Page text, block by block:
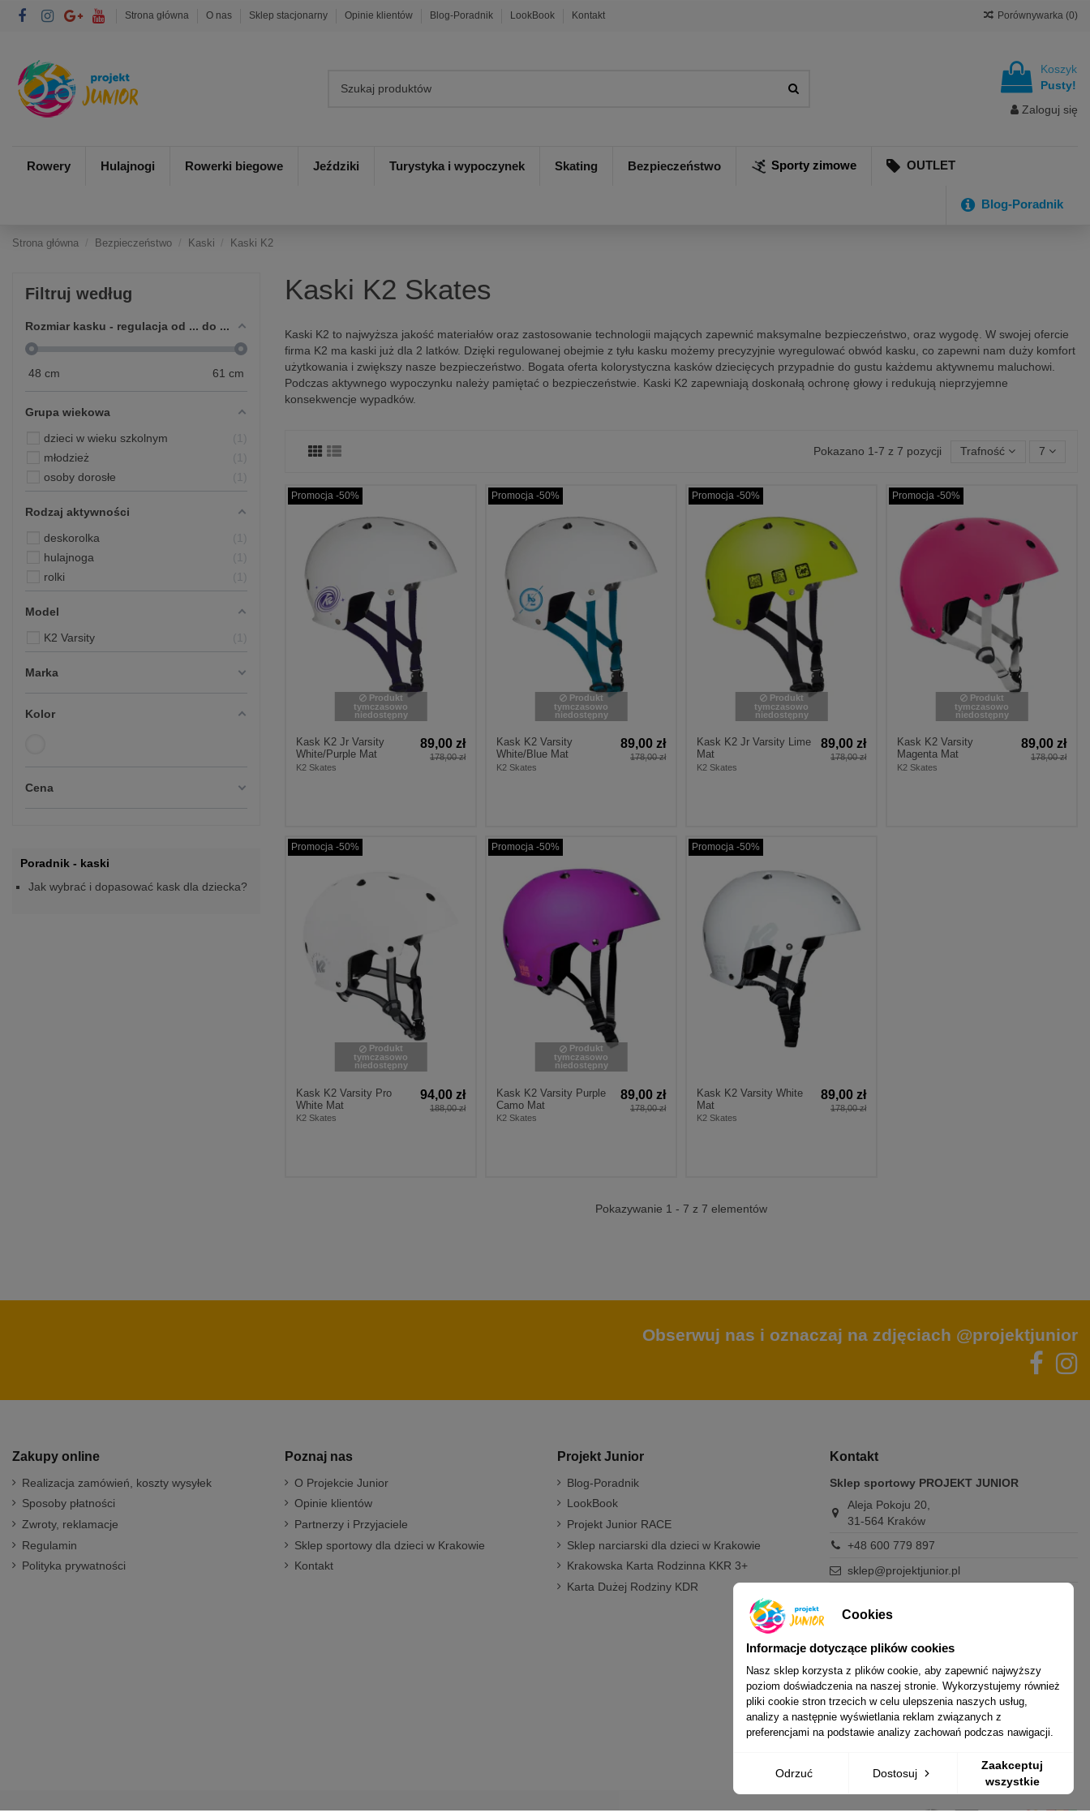
Strona główna O nas Sklep stacjonarny Opinie klientów Blog-Poradnik LookBook Kontakt Porównywarka (0)
Koszyk
Pusty!
Zaloguj się
Rowery Hulajnogi Rowerki biegowe Jeździki Turystyka i wypoczynek Skating Bezpieczeństwo Sporty zimowe OUTLET
Blog-Poradnik
Strona główna Bezpieczeństwo Kaski Kaski K2
Kaski K2 Skates
Kaski K2 to najwyższa jakość materiałów oraz zastosowanie technologii mających zapewnić maksymalne bezpieczeństwo, oraz wygodę. W swojej ofercie
firma K2 ma kaski już dla 2 latków. Dzięki regulowanej obejmie z tyłu kasku możemy precyzyjnie wyregulować obwód kasku, co zapewni nam duży komfort
użytkowania i zwiększy nasze bezpieczeństwo. Bogata oferta kolorystyczna kasków dziecięcych przypadnie do gustu każdemu aktywnemu maluchowi.
Podczas aktywnego wypoczynku należy pamiętać o bezpieczeństwie. Kaski K2 zapewniają doskonałą ochronę głowy i redukują nieprzyjemne
konsekwencje wypadków.
Pokazano 1-7 z 7 pozycji Trafność 7
Promocja -50%
Produkt
tymczasowo
niedostępny
Kask K2 Jr Varsity
White/Purple Mat
K2 Skates
89,00 zł
178,00 zł
Promocja -50%
Produkt
tymczasowo
niedostępny
Kask K2 Varsity
White/Blue Mat
K2 Skates
89,00 zł
178,00 zł
Promocja -50%
Produkt
tymczasowo
niedostępny
Kask K2 Jr Varsity Lime
Mat
K2 Skates
89,00 zł
178,00 zł
Promocja -50%
Produkt
tymczasowo
niedostępny
Kask K2 Varsity
Magenta Mat
K2 Skates
89,00 zł
178,00 zł
Promocja -50%
Produkt
tymczasowo
niedostępny
Kask K2 Varsity Pro
White Mat
K2 Skates
94,00 zł
188,00 zł
Promocja -50%
Produkt
tymczasowo
niedostępny
Kask K2 Varsity Purple
Camo Mat
K2 Skates
89,00 zł
178,00 zł
Promocja -50%
Kask K2 Varsity White
Mat
K2 Skates
89,00 zł
178,00 zł
Pokazywanie 1 - 7 z 7 elementów
Filtruj według
Rozmiar kasku - regulacja od ... do ...
48 cm 61 cm
Grupa wiekowa
dzieci w wieku szkolnym
młodzież
osoby dorosłe
Rodzaj aktywności
deskorolka
hulajnoga
rolki
Model
K2 Varsity
Marka
Kolor
Cena
Poradnik - kaski
Jak wybrać i dopasować kask dla dziecka?
Obserwuj nas i oznaczaj na zdjęciach @projektjunior
Zakupy online
Realizacja zamówień, koszty wysyłek
Sposoby płatności
Zwroty, reklamacje
Regulamin
Polityka prywatności
Poznaj nas
O Projekcie Junior
Opinie klientów
Partnerzy i Przyjaciele
Sklep sportowy dla dzieci w Krakowie
Kontakt
Projekt Junior
Blog-Poradnik
LookBook
Projekt Junior RACE
Sklep narciarski dla dzieci w Krakowie
Krakowska Karta Rodzinna KKR 3+
Karta Dużej Rodziny KDR
Kontakt
Sklep sportowy PROJEKT JUNIOR
Aleja Pokoju 20,
31-564 Kraków
+48 600 779 897
sklep@projektjunior.pl
poniedziałek - piątek: 11.00-19.00
niedziela (każda): nieczynne
Nie odpowiadamy na wiadomości SMS. W
sprawach dotyczących zamówień i oferty
prosimy o kontakt mailowy, telefoniczny lub
przez Messenger.
Cookies
Informacje dotyczące plików cookies
Nasz sklep korzysta z plików cookie, aby zapewnić najwyższy
poziom doświadczenia na naszej stronie. Wykorzystujemy również
pliki cookie stron trzecich w celu ulepszenia naszych usług,
analizy a następnie wyświetlania reklam związanych z
preferencjami na podstawie analizy zachowań podczas nawigacji.
Odrzuć Dostosuj
Zaakceptuj
wszystkie